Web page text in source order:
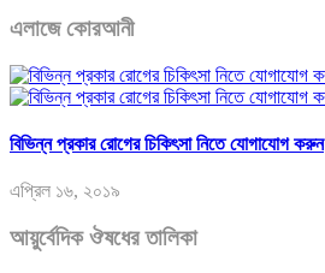
এলাজে কোরআনী
বিভিন্ন প্রকার রোগের চিকিৎসা নিতে যোগাযোগ করুন
এপ্রিল ১৬, ২০১৯
আয়ুর্বেদিক ঔষধের তালিকা